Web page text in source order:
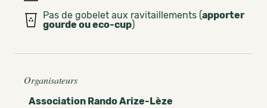
Pas de gobelet aux ravitaillements (apporter
gourde ou eco-cup)
Organisateurs
Association Rando Arize-Lèze